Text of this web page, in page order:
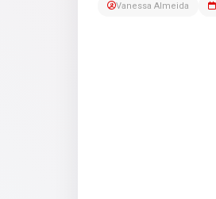
Vanessa Almeida